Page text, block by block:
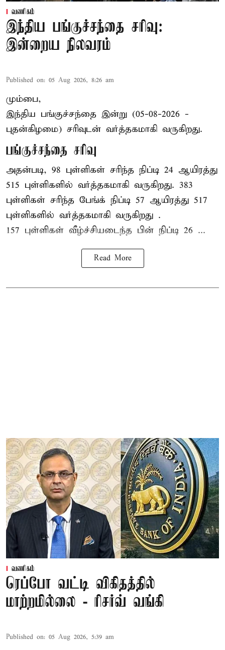
வணிகம்
இந்திய பங்குச்சந்தை சரிவு:
இன்றைய நிலவரம்
Published on: 05 Aug 2026, 8:26 am
மும்பை,
இந்திய பங்குச்சந்தை இன்று (05-08-2026 -
புதன்கிழமை) சரிவுடன் வர்த்தகமாகி வருகிறது.
பங்குச்சந்தை சரிவு
அதன்படி, 98 புள்ளிகள் சரிந்த நிப்டி 24 ஆயிரத்து
515 புள்ளிகளில் வர்த்தகமாகி வருகிறது. 383
புள்ளிகள் சரிந்த பேங்க் நிப்டி 57 ஆயிரத்து 517
புள்ளிகளில் வர்த்தகமாகி வருகிறது .
157 புள்ளிகள் வீழ்ச்சியடைந்த பின் நிப்டி 26 ...
Read More
வணிகம்
ரெப்போ வட்டி விகிதத்தில்
மாற்றமில்லை - ரிசர்வ் வங்கி
Published on: 05 Aug 2026, 5:39 am